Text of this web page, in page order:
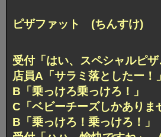
ピザファット (ちんすけ)
受付「はい、スペシャルピザ
店員A「サラミ落としたー！」
B「乗っけろ乗っけろ！」
C「ベビーチーズしかありま
B「乗っけろ！乗っけろ！」